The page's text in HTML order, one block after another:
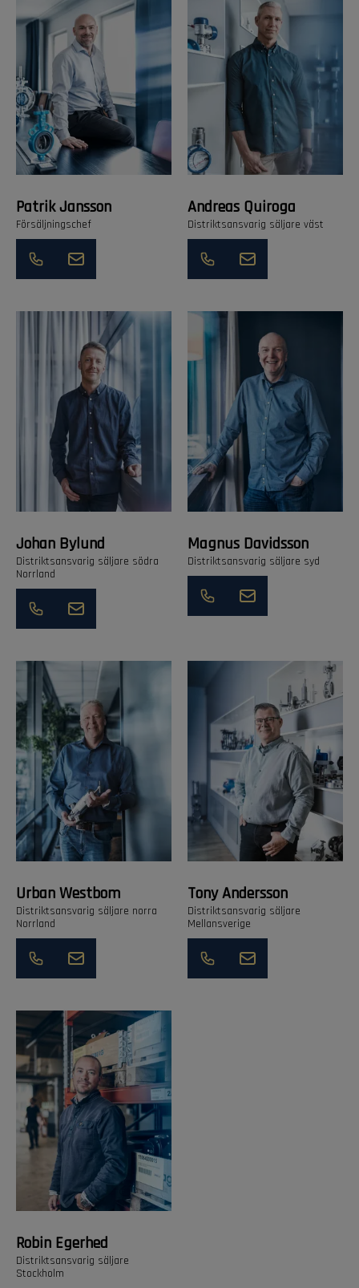
Patrik Jansson
Försäljningschef
Andreas Quiroga
Distriktsansvarig säljare väst
Johan Bylund
Distriktsansvarig säljare södra
Norrland
Magnus Davidsson
Distriktsansvarig säljare syd
Urban Westbom
Distriktsansvarig säljare norra
Norrland
Tony Andersson
Distriktsansvarig säljare
Mellansverige
Robin Egerhed
Distriktsansvarig säljare
Stockholm